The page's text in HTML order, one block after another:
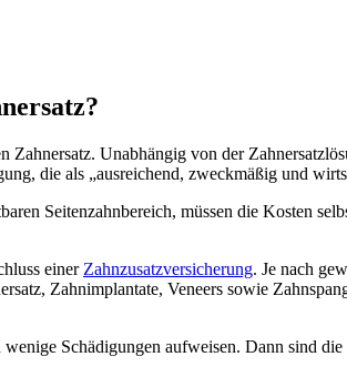
Zahnersatz. Unabhängig von der
die als „ausreichend, zweckmäßig und
Seitenzahnbereich, müssen die Kosten
einer Zahnzusatzversicherung. Je nach
Zahnimplantate, Veneers sowie
Schädigungen aufweisen. Dann sind